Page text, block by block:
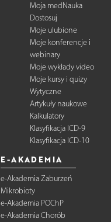
Moja medNauka
Dostosuj
Moje ulubione
Moje konferencje i
webinary
Moje wykłady video
Moje kursy i quizy
Wytyczne
Artykuły naukowe
Kalkulatory
Klasyfikacja ICD-9
Klasyfikacja ICD-10
E-AKADEMIA
e-Akademia Zaburzeń
Mikrobioty
e-Akademia POChP
e-Akademia Chorób